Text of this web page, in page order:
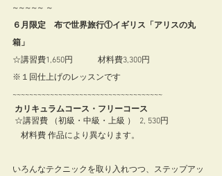
~~~~~ ~
６月限定　布で世界旅行①イギリス「アリスの丸
箱」
☆講習費1,650円　　　材料費3,300円
※１回仕上げのレッスンです
~~~~~~~~~~~~~~~~~~~~~~~~~~~~~~~~~~~~
カリキュラムコース・フリーコース
☆講習費 （初級・中級・上級 ）  2, 530円
材料費 作品により異なります。
いろんなテクニックを取り入れつつ、ステップアッ